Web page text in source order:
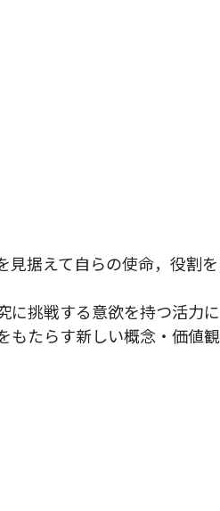
据えて自らの使命，役割
挑戦する意欲を持つ活力
たらす新しい概念・価値